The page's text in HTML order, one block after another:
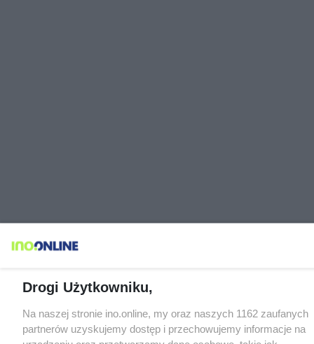
Drogi Użytkowniku,
Na naszej stronie ino.online, my oraz naszych 1162 zaufanych
partnerów uzyskujemy dostęp i przechowujemy informacje na